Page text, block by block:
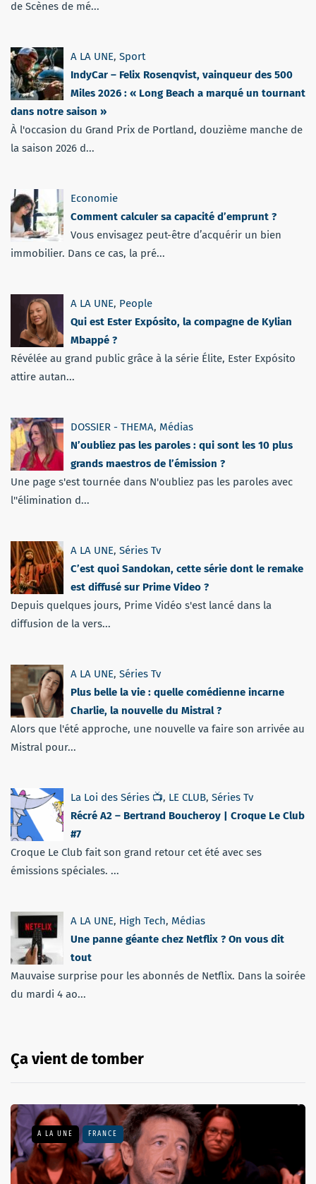
de Scènes de mé...
A LA UNE, Sport
IndyCar – Felix Rosenqvist, vainqueur des 500
Miles 2026 : « Long Beach a marqué un tournant
dans notre saison »
À l'occasion du Grand Prix de Portland, douzième manche de
la saison 2026 d...
Economie
Comment calculer sa capacité d’emprunt ?
Vous envisagez peut-être d’acquérir un bien
immobilier. Dans ce cas, la pré...
A LA UNE, People
Qui est Ester Expósito, la compagne de Kylian
Mbappé ?
Révélée au grand public grâce à la série Élite, Ester Expósito
attire autan...
DOSSIER - THEMA, Médias
N’oubliez pas les paroles : qui sont les 10 plus
grands maestros de l’émission ?
Une page s'est tournée dans N'oubliez pas les paroles avec
l''élimination d...
A LA UNE, Séries Tv
C’est quoi Sandokan, cette série dont le remake
est diffusé sur Prime Video ?
Depuis quelques jours, Prime Vidéo s'est lancé dans la
diffusion de la vers...
A LA UNE, Séries Tv
Plus belle la vie : quelle comédienne incarne
Charlie, la nouvelle du Mistral ?
Alors que l'été approche, une nouvelle va faire son arrivée au
Mistral pour...
La Loi des Séries 📺, LE CLUB, Séries Tv
Récré A2 – Bertrand Boucheroy | Croque Le Club
#7
Croque Le Club fait son grand retour cet été avec ses
émissions spéciales. ...
A LA UNE, High Tech, Médias
Une panne géante chez Netflix ? On vous dit
tout
Mauvaise surprise pour les abonnés de Netflix. Dans la soirée
du mardi 4 ao...
Ça vient de tomber
A LA UNE FRANCE